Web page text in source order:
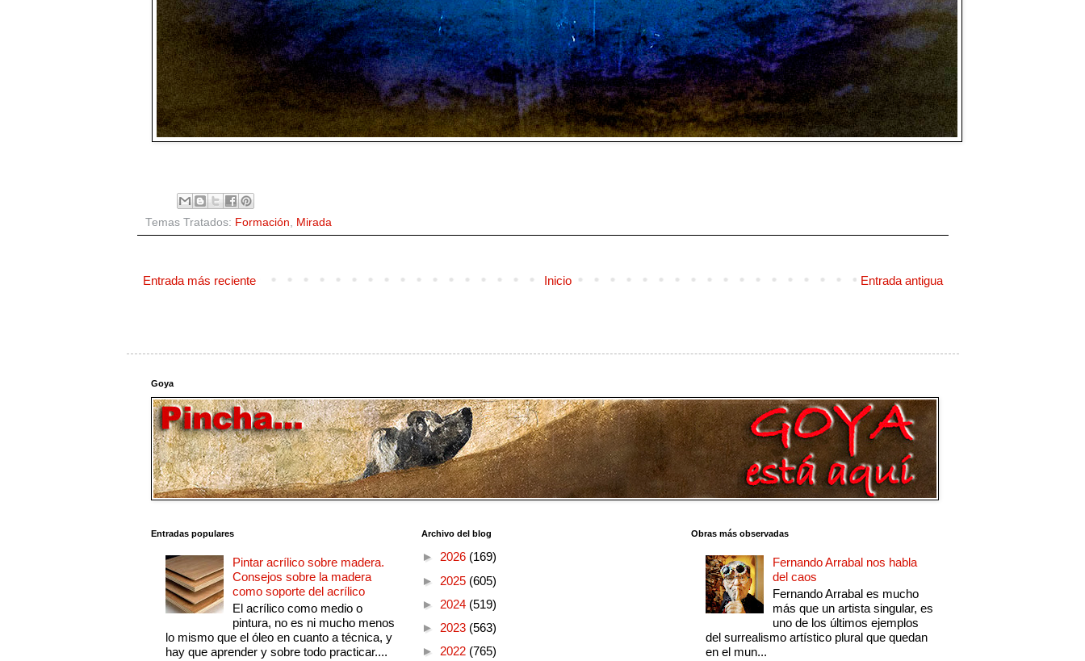
Temas Tratados: Formación Mirada
Entrada más reciente Entrada antigua
Inicio
Goya
Entradas populares
Pintar acrílico sobre madera.
Consejos sobre la madera
como soporte del acrílico
El acrílico como medio o
pintura, no es ni mucho menos
lo mismo que el óleo en cuanto a técnica, y
hay que aprender y sobre todo practicar....
Archivo del blog
► 2026 (169)
► 2025 (605)
► 2024 (519)
► 2023 (563)
► 2022 (765)
Obras más observadas
Fernando Arrabal nos habla
del caos
Fernando Arrabal es mucho
más que un artista singular, es
uno de los últimos ejemplos
del surrealismo artístico plural que quedan
en el mun...